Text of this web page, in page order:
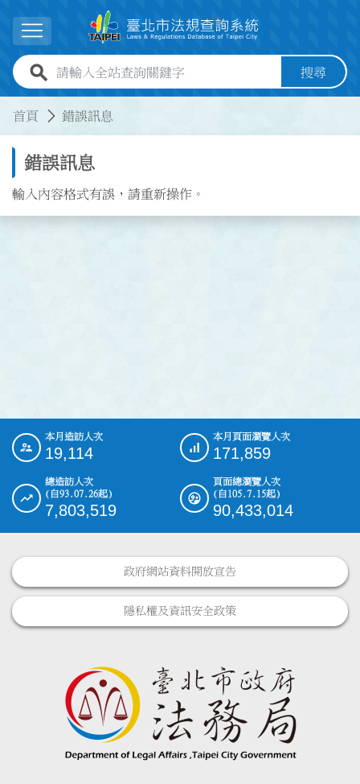
展開選單
全站查詢關鍵字欄位 搜尋
首頁 錯誤訊息
錯誤訊息
輸入內容格式有誤，請重新操作。
::: 本月造訪人次
19,114
本月頁面瀏覽人次
171,859
總造訪人次
(自93.07.26起)
7,803,519
頁面總瀏覽人次
(自105.7.15起)
90,433,014
政府網站資料開放宣告
隱私權及資訊安全政策